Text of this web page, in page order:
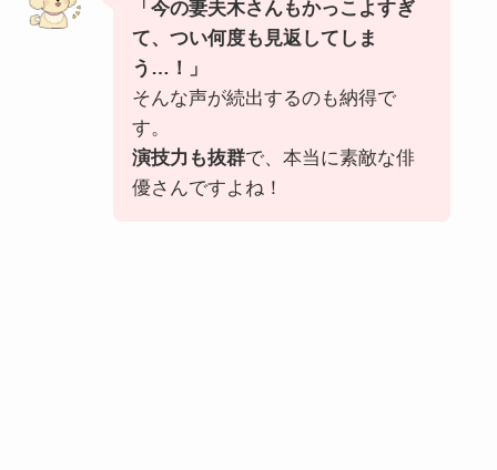
「今の妻夫木さんもかっこよすぎ
て、つい何度も見返してしま
う…！」
そんな声が続出するのも納得で
す。
演技力も抜群で、本当に素敵な俳
優さんですよね！